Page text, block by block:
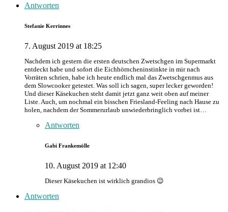
Antworten
Stefanie Kerrinnes
7. August 2019 at 18:25
Nachdem ich gestern die ersten deutschen Zwetschgen im Supermarkt
entdeckt habe und sofort die Eichhörncheninstinkte in mir nach
Vorräten schrien, habe ich heute endlich mal das Zwetschgenmus aus
dem Slowcooker getestet. Was soll ich sagen, super lecker geworden!
Und dieser Käsekuchen steht damit jetzt ganz weit oben auf meiner
Liste. Auch, um nochmal ein bisschen Friesland-Feeling nach Hause zu
holen, nachdem der Sommerurlaub unwiederbringlich vorbei ist…
Antworten
Gabi Frankemölle
10. August 2019 at 12:40
Dieser Käsekuchen ist wirklich grandios 😉
Antworten